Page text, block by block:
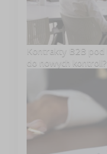
Kontrakty B2B
do nowych kontroli?